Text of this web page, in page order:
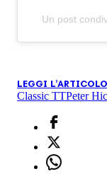
Un post
LEGGI
Classic TTPeter